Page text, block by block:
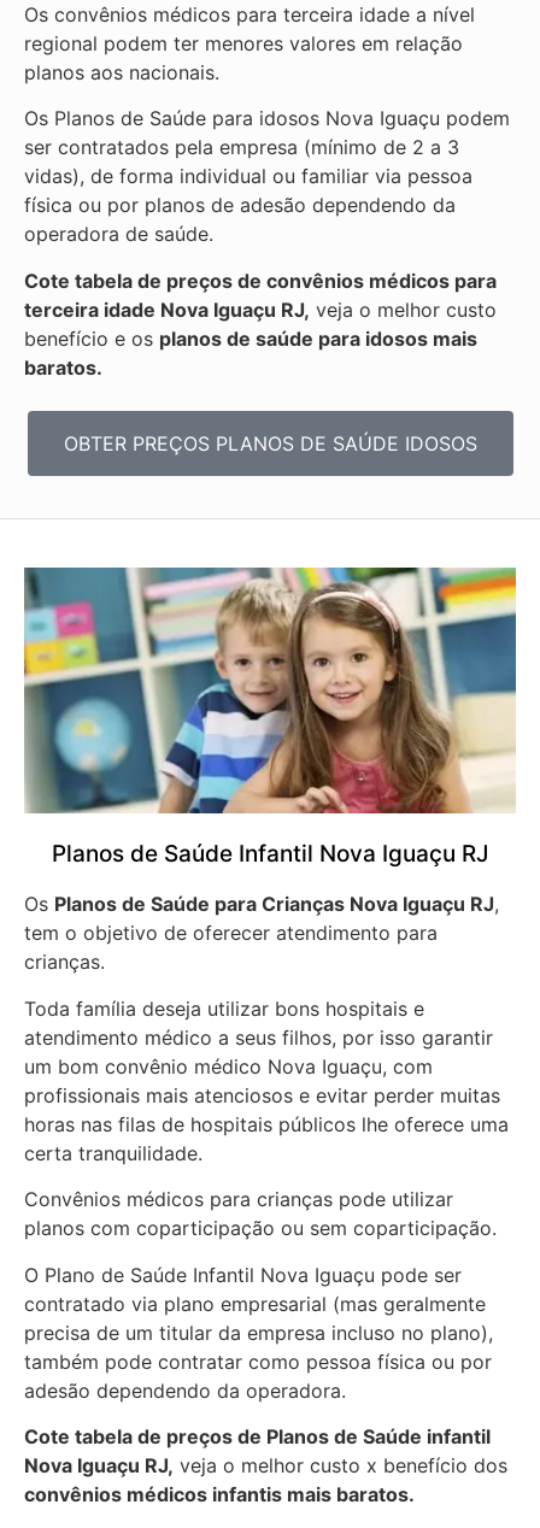
Os convênios médicos para terceira idade a nível
regional podem ter menores valores em relação
planos aos nacionais.
Os Planos de Saúde para idosos Nova Iguaçu podem
ser contratados pela empresa (mínimo de 2 a 3
vidas), de forma individual ou familiar via pessoa
física ou por planos de adesão dependendo da
operadora de saúde.
Cote tabela de preços de convênios médicos para
terceira idade Nova Iguaçu RJ, veja o melhor custo
benefício e os planos de saúde para idosos mais
baratos.
OBTER PREÇOS PLANOS DE SAÚDE IDOSOS
Planos de Saúde Infantil Nova Iguaçu RJ
Os Planos de Saúde para Crianças Nova Iguaçu RJ,
tem o objetivo de oferecer atendimento para
crianças.
Toda família deseja utilizar bons hospitais e
atendimento médico a seus filhos, por isso garantir
um bom convênio médico Nova Iguaçu, com
profissionais mais atenciosos e evitar perder muitas
horas nas filas de hospitais públicos lhe oferece uma
certa tranquilidade.
Convênios médicos para crianças pode utilizar
planos com coparticipação ou sem coparticipação.
O Plano de Saúde Infantil Nova Iguaçu pode ser
contratado via plano empresarial (mas geralmente
precisa de um titular da empresa incluso no plano),
também pode contratar como pessoa física ou por
adesão dependendo da operadora.
Cote tabela de preços de Planos de Saúde infantil
Nova Iguaçu RJ, veja o melhor custo x benefício dos
convênios médicos infantis mais baratos.